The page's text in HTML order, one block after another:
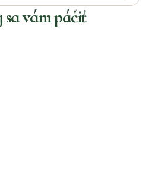
vám páčiť